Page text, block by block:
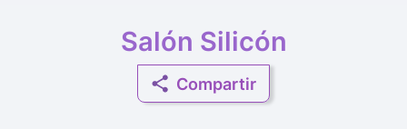
Salón Silicón
Compartir